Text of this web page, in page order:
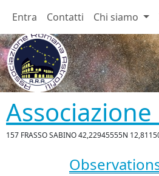
Entra Contatti Chi siamo
157 FRASSO SABINO 42,22945555N